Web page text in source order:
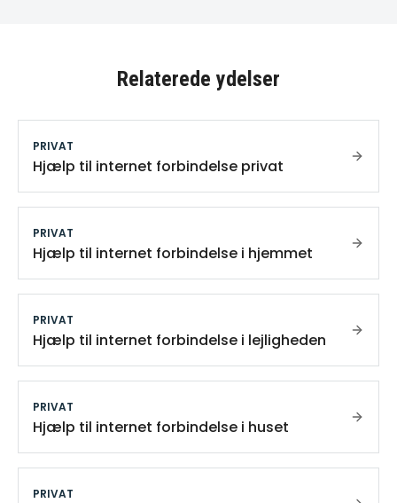
Relaterede ydelser
PRIVAT
Hjælp til internet forbindelse privat
PRIVAT
Hjælp til internet forbindelse i hjemmet
PRIVAT
Hjælp til internet forbindelse i lejligheden
PRIVAT
Hjælp til internet forbindelse i huset
PRIVAT